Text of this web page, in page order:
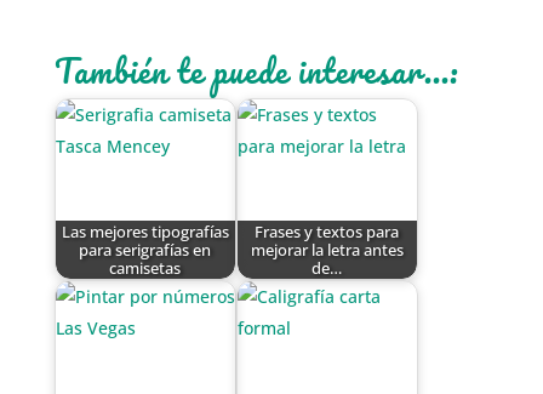
También te puede interesar...:
Las mejores tipografías
para serigrafías en
camisetas
Frases y textos para
mejorar la letra antes
de…